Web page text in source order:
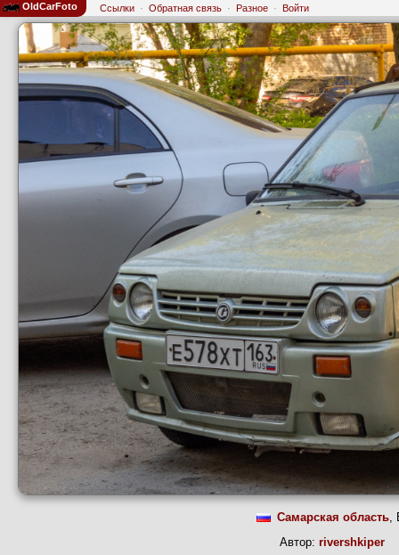
OldCarFoto Ссылки · Обратная связь · Разное · Войти
Самарская область,
Автор: rivershkiper